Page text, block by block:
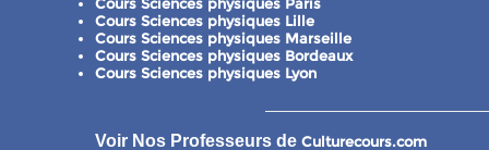
Cours Sciences physiques Paris
Cours Sciences physiques Lille
Cours Sciences physiques Marseille
Cours Sciences physiques Bordeaux
Cours Sciences physiques Lyon
Voir Nos Professeurs de Culturecours.com